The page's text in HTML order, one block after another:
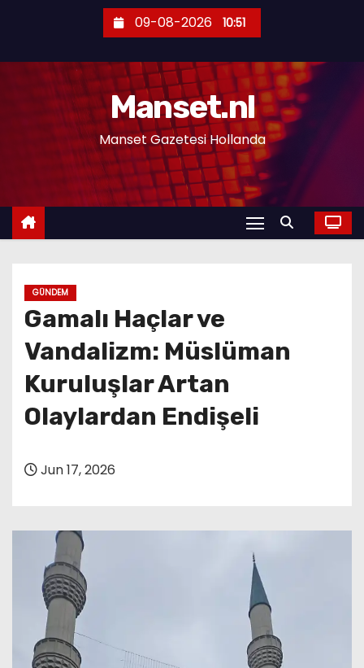
e
09-08-2026 10:51
Manset.nl
Manset Gazetesi Hollanda
GÜNDEM
Gamalı Haçlar ve
Vandalizm: Müslüman
Kuruluşlar Artan
Olaylardan Endişeli
Jun 17, 2026